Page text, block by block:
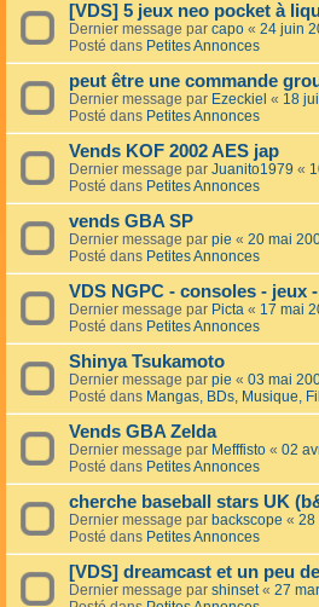
[VDS] 5 jeux neo pocket à
Dernier message par capo « 24 juin
Posté dans Petites Annonces
peut être une commande
Dernier message par Ezeckiel « 18
Posté dans Petites Annonces
Vends KOF 2002 AES jap
Dernier message par Juanito1979 «
Posté dans Petites Annonces
vends GBA SP
Dernier message par pie « 20 mai
Posté dans Petites Annonces
VDS NGPC - consoles - jeux
Dernier message par Picta « 17 mai
Posté dans Petites Annonces
Shinya Tsukamoto
Dernier message par pie « 03 mai
Posté dans Mangas, BDs, Musique,
Vends GBA Zelda
Dernier message par Mefffisto « 02
Posté dans Petites Annonces
cherche baseball stars UK
Dernier message par backscope « 28
Posté dans Petites Annonces
[VDS] dreamcast et un peu
Dernier message par shinset« 27